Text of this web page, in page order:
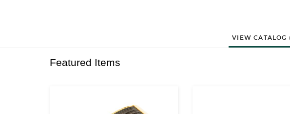
VIEW CATALOG
Featured Items